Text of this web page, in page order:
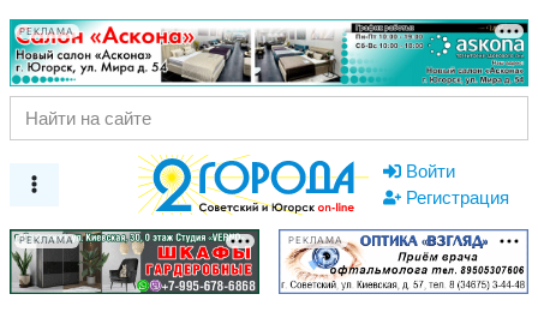
РЕКЛАМА
Войти
Регистрация
РЕКЛАМА РЕКЛАМА